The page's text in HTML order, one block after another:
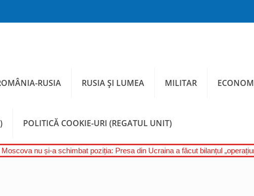
RUSIA RUSIA ȘI LUMEA MILITAR
POLITICĂ COOKIE-URI (REGATUL UNIT)
Moscova nu și-a schimbat poziția: Presa din Ucraina a făcut bilanțul